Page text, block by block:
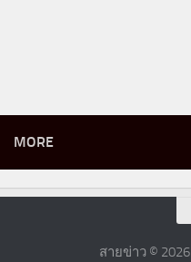
MORE
สายข่าว ©